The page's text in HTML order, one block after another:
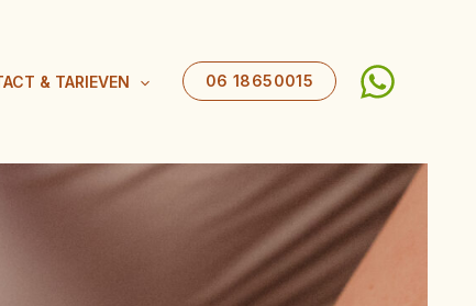
& TARIEVEN 06 18650015